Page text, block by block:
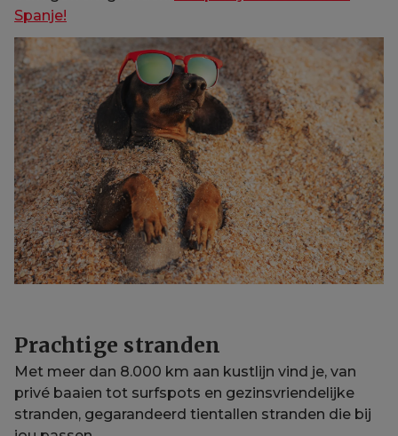
Spanje!
Prachtige stranden
Met meer dan 8.000 km aan kustlijn vind je, van
privé baaien tot surfspots en gezinsvriendelijke
stranden, gegarandeerd tientallen stranden die bij